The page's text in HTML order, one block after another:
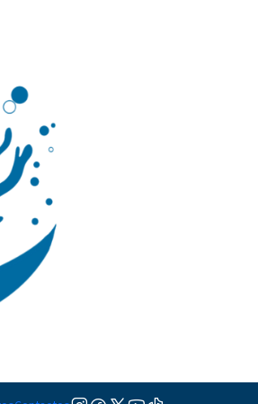
Elegans
à lista de favoritos
stock das localizações
com Corais:Sim